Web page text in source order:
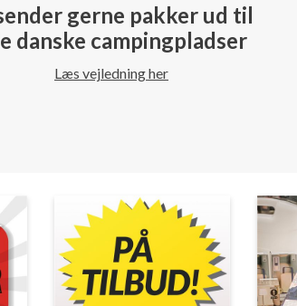
gerne pakker ud til
danske campingpladser
Læs vejledning her